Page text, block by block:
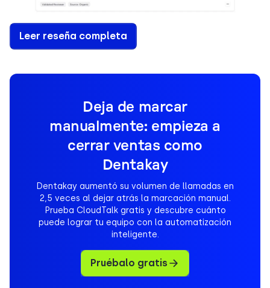
Leer reseña completa
Deja de marcar
manualmente: empieza a
cerrar ventas como
Dentakay
Dentakay aumentó su volumen de llamadas en
2,5 veces al dejar atrás la marcación manual.
Prueba CloudTalk gratis y descubre cuánto
puede lograr tu equipo con la automatización
inteligente.
Pruébalo gratis